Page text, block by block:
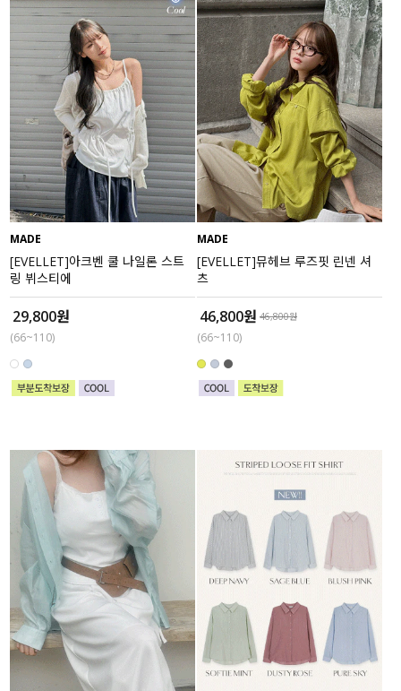
MADE
[EVELLET]아크벤 쿨 나일론 스트
링 뷔스티에
29,800원
(66~110)
MADE
[EVELLET]뮤헤브 루즈핏 린넨 셔
츠
46,800원 46,800원
(66~110)